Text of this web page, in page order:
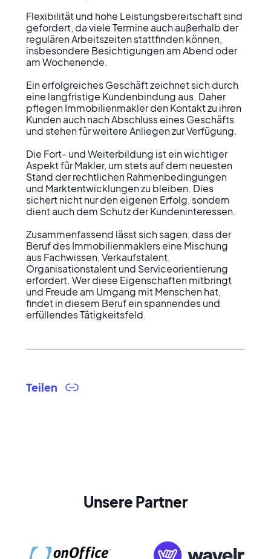
Flexibilität und hohe Leistungsbereitschaft sind
gefordert, da viele Termine auch außerhalb der
regulären Arbeitszeiten stattfinden können,
insbesondere Besichtigungen am Abend oder
am Wochenende.
Ein erfolgreiches Geschäft zeichnet sich durch
eine langfristige Kundenbindung aus. Daher
pflegen Immobilienmakler den Kontakt zu ihren
Kunden auch nach Abschluss eines Geschäfts
und stehen für weitere Anliegen zur Verfügung.
Die Fort- und Weiterbildung ist ein wichtiger
Aspekt für Makler, um stets auf dem neuesten
Stand der rechtlichen Rahmenbedingungen
und Marktentwicklungen zu bleiben. Dies
sichert nicht nur den eigenen Erfolg, sondern
dient auch dem Schutz der Kundeninteressen.
Zusammenfassend lässt sich sagen, dass der
Beruf des Immobilienmaklers eine Mischung
aus Fachwissen, Verkaufstalent,
Organisationstalent und Serviceorientierung
erfordert. Wer diese Eigenschaften mitbringt
und Freude am Umgang mit Menschen hat,
findet in diesem Beruf ein spannendes und
erfüllendes Tätigkeitsfeld.
Teilen
Unsere Partner